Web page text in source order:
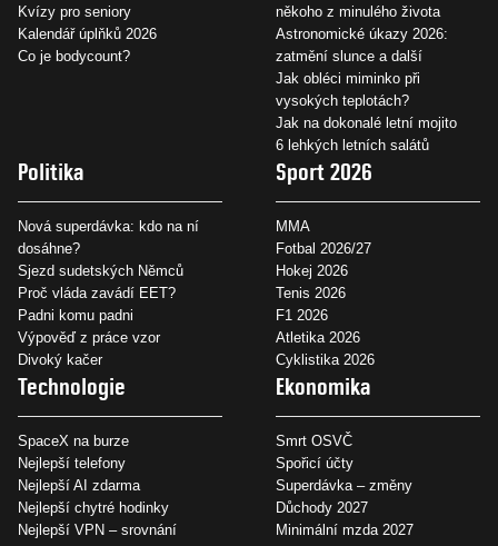
Kvízy pro seniory
Kalendář úplňků 2026
Co je bodycount?
někoho z minulého života
Astronomické úkazy 2026:
zatmění slunce a další
Jak obléci miminko při
vysokých teplotách?
Jak na dokonalé letní mojito
6 lehkých letních salátů
Politika
Nová superdávka: kdo na ní
dosáhne?
Sjezd sudetských Němců
Proč vláda zavádí EET?
Padni komu padni
Výpověď z práce vzor
Divoký kačer
Sport 2026
MMA
Fotbal 2026/27
Hokej 2026
Tenis 2026
F1 2026
Atletika 2026
Cyklistika 2026
Technologie
SpaceX na burze
Nejlepší telefony
Nejlepší AI zdarma
Nejlepší chytré hodinky
Nejlepší VPN – srovnání
Ekonomika
Smrt OSVČ
Spořicí účty
Superdávka – změny
Důchody 2027
Minimální mzda 2027